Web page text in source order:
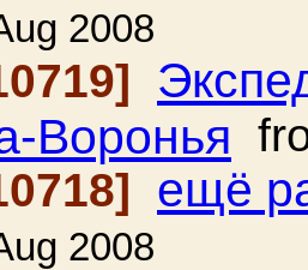
2008
Воронья
ещё
2008